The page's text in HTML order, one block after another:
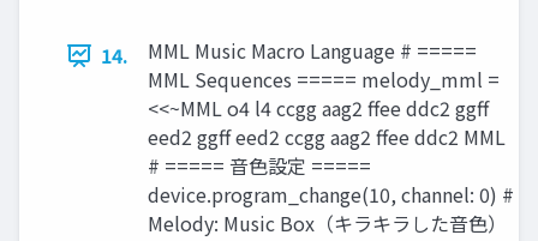
14.
MML Music Macro Language # =====
MML Sequences ===== melody_mml =
<<~MML o4 l4 ccgg aag2 ffee ddc2 ggff
eed2 ggff eed2 ccgg aag2 ffee ddc2 MML
# ===== 音色設定 =====
device.program_change(10, channel: 0) #
Melody: Music Box（キラキラした音色）